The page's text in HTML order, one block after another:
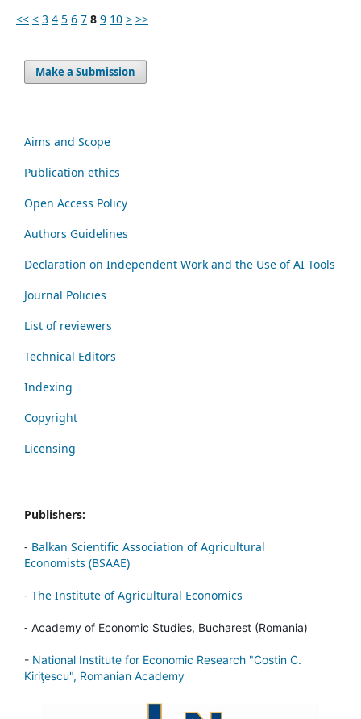
<< < 3 4 5 6 7 8 9 10 > >>
Make a Submission
Aims and Scope
Publication ethics
Open Access Policy
Authors Guidelines
Declaration on Independent Work and the Use of AI Tools
Journal Policies
List of reviewers
Technical Editors
Indexing
Copyright
Licensing
Publishers:
- Balkan Scientific Association of Agricultural
Economists (BSAAE)
- The Institute of Agricultural Economics
- Academy of Economic Studies, Bucharest (Romania)
- National Institute for Economic Research "Costin C.
Kiriţescu", Romanian Academy